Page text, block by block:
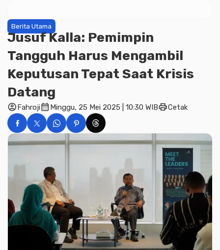
Berita Utama
Jusuf Kalla: Pemimpin
Tangguh Harus Mengambil
Keputusan Tepat Saat Krisis
Datang
account_circleFahrojicalendar_month Minggu, 25 Mei 2025 | 10:30 WIBprintCetak